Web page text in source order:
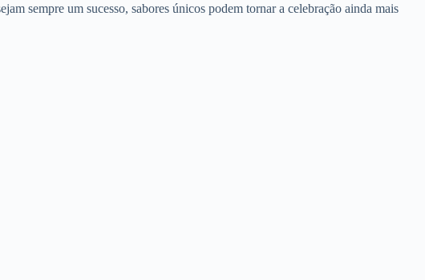
sempre um sucesso, sabores únicos podem tornar a celebração ainda mais